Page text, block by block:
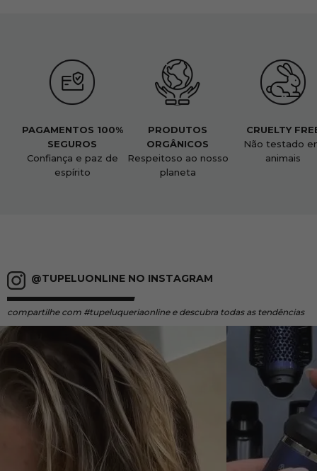
PAGAMENTOS 100%
SEGUROS
Confiança e paz de
espírito
PRODUTOS
ORGÂNICOS
Respeitoso ao nosso
planeta
CRUELTY
Não testado
animais
@TUPELUONLINE NO INSTAGRAM
compartilhe com #tupeluqueriaonline e descubra todas as tendências